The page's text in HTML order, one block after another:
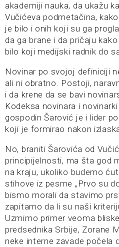
akademiji nauka, da ukažu
Vučićeva podmetačina,
je bilo i onih koji su ga
da ga brane i da pričaju
bilo koji medijski radnik do
Novinar po svojoj definiciji
ali ni obratno. Postoji,
i da krene da se bavi
Kodeksa novinara i
gospodin Šarović je i lider
koji je formirao nakon
No, braniti Šarovića od
principijelnosti, ma šta god
na kraju, ukoliko budemo
stihove iz pesme „Prvo su
bismo morali da stavimo
zapitamo da li su naši
Uzmimo primer veoma
predsednika Srbije, Zorane
neke interne zavade počela